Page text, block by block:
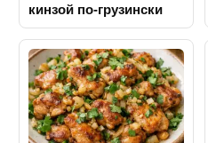
кинзой по-грузински